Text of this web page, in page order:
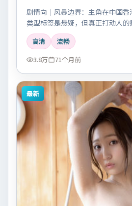
剧情向｜风暴边界：主角在中国香
类型标签是悬疑，但真正打动人
感。
高清
流畅
3.8万
71个月前
最新